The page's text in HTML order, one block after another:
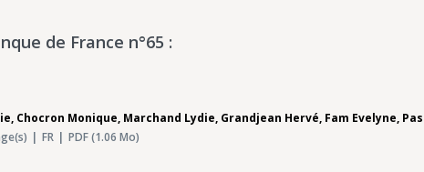
de France n°65 :
, Chocron Monique, Marchand Lydie, Grandjean Hervé, Fam Evelyne,
FR PDF (1.06 Mo)